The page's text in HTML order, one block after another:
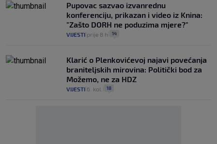
Pupovac sazvao izvanrednu
konferenciju, prikazan i video iz Knina:
"Zašto DORH ne poduzima mjere?"
VIJESTI prije 8 h 14
Klarić o Plenkovićevoj najavi povećanja
braniteljskih mirovina: Politički bod za
Možemo, ne za HDZ
VIJESTI 6. kol. 18